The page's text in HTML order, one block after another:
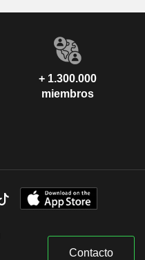
+ 1.300.000
miembros
Contacto